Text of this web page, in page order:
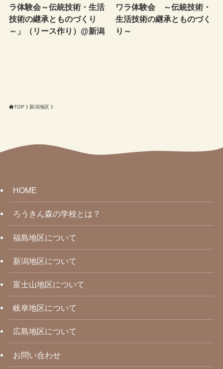
ラ体験会～伝統技術・生活
技術の継承とものづくり
～」（リース作り）@新潟
ワラ体験会 ～伝統技術・
生活技術の継承とものづく
り～
TOP 新潟地区
HOME
ろうきん森の学校とは？
福島地区について
新潟地区について
富士山地区について
岐阜地区について
広島地区について
お問い合わせ